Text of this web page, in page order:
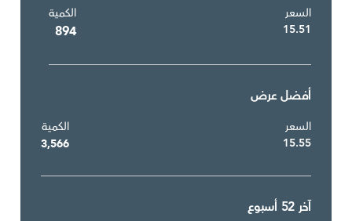
السعر
15.51
الكمية
894
أفضل عرض
السعر
15.55
الكمية
3,566
آخر 52 أسبوع